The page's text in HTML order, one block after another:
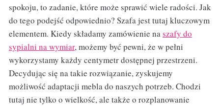
spokoju, to zadanie, które może sprawić wiele radości. Jak
do tego podejść odpowiednio? Szafa jest tutaj kluczowym
elementem. Kiedy składamy zamówienie naszafy do
sypialni na wymiar, możemy być pewni, że w pełni
wykorzystamy każdy centymetr dostępnej przestrzeni.
Decydując się na takie rozwiązanie, zyskujemy
możliwość adaptacji mebla do naszych potrzeb. Chodzi
tutaj nie tylko o wielkość, ale także o rozplanowanie